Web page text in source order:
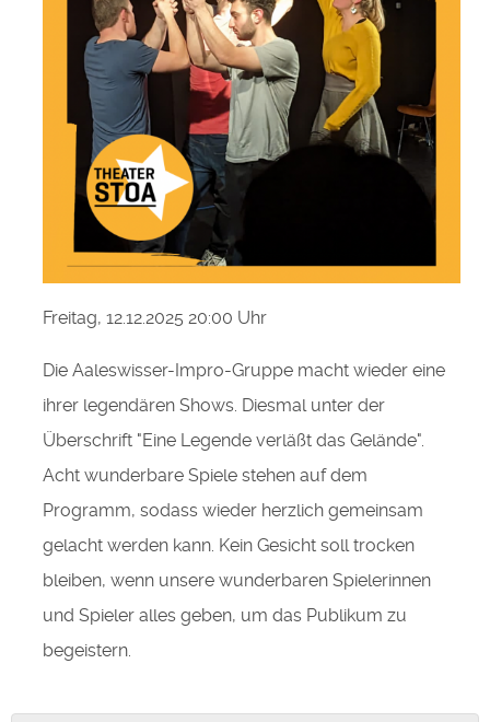
Freitag, 12.12.2025 20:00 Uhr
Die Aaleswisser-Impro-Gruppe macht wieder eine
ihrer legendären Shows. Diesmal unter der
Überschrift "Eine Legende verläßt das Gelände".
Acht wunderbare Spiele stehen auf dem
Programm, sodass wieder herzlich gemeinsam
gelacht werden kann. Kein Gesicht soll trocken
bleiben, wenn unsere wunderbaren Spielerinnen
und Spieler alles geben, um das Publikum zu
begeistern.